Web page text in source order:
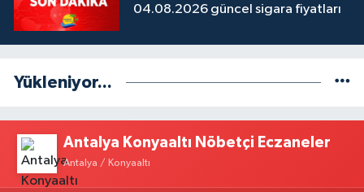
04.08.2026 güncel sigara fiyatları
Yükleniyor...
Antalya Konyaaltı Nöbetçi Eczaneler
Antalya / Konyaaltı